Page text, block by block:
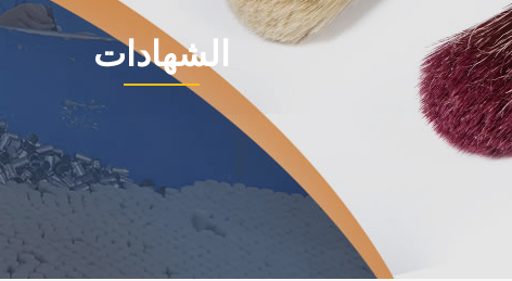
الشهادات